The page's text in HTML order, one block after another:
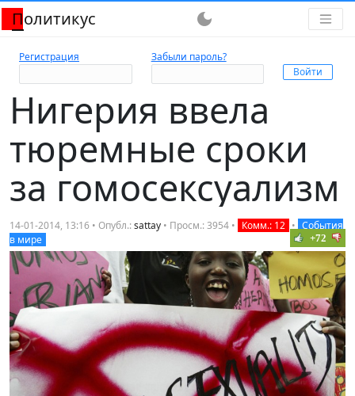
Политикус dark_mode
Регистрация Забыли пароль?
Нигерия ввела
тюремные сроки
за гомосексуализм
14-01-2014, 13:16 • Опубл.:sattay • Просм.: 3954 • Комм.: 12 • События
в мире
+72